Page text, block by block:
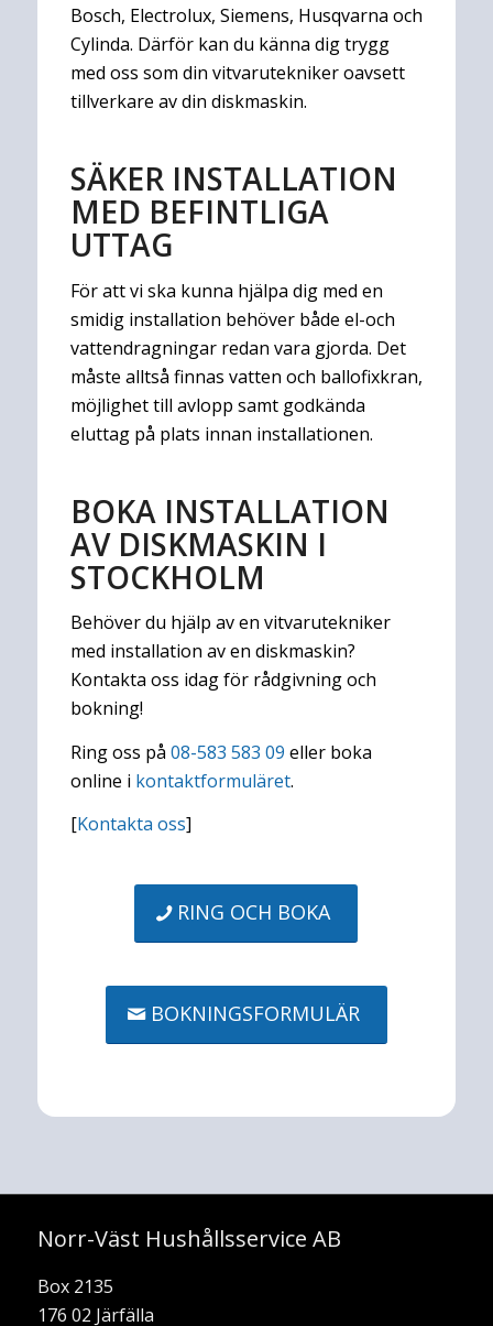
Bosch, Electrolux, Siemens, Husqvarna och
Cylinda. Därför kan du känna dig trygg
med oss som din vitvarutekniker oavsett
tillverkare av din diskmaskin.
SÄKER INSTALLATION
MED BEFINTLIGA
UTTAG
För att vi ska kunna hjälpa dig med en
smidig installation behöver både el-och
vattendragningar redan vara gjorda. Det
måste alltså finnas vatten och ballofixkran,
möjlighet till avlopp samt godkända
eluttag på plats innan installationen.
BOKA INSTALLATION
AV DISKMASKIN I
STOCKHOLM
Behöver du hjälp av en vitvarutekniker
med installation av en diskmaskin?
Kontakta oss idag för rådgivning och
bokning!
Ring oss på 08-583 583 09 eller boka
online i kontaktformuläret.
[Kontakta oss]
RING OCH BOKA
BOKNINGSFORMULÄR
Norr-Väst Hushållsservice AB
Box 2135
176 02 Järfälla